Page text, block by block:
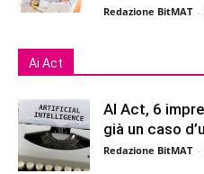
Redazione BitMAT -
Ai Act
AI Act, 6
già un caso
Redazione BitMAT -